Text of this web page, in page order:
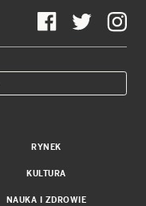
RYNEK
KULTURA
NAUKA I ZDROWIE